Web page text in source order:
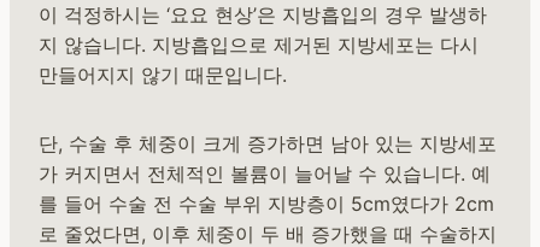
이 걱정하시는 ‘요요 현상’은 지방흡입의 경우 발생하
지 않습니다. 지방흡입으로 제거된 지방세포는 다시
만들어지지 않기 때문입니다.
단, 수술 후 체중이 크게 증가하면 남아 있는 지방세포
가 커지면서 전체적인 볼륨이 늘어날 수 있습니다. 예
를 들어 수술 전 수술 부위 지방층이 5cm였다가 2cm
로 줄었다면, 이후 체중이 두 배 증가했을 때 수술하지